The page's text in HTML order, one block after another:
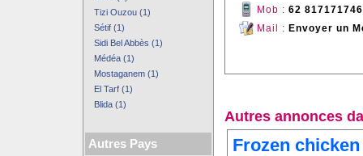
Tizi Ouzou (1)
Sétif (1)
Sidi Bel Abbès (1)
Médéa (1)
Mostaganem (1)
El Tarf (1)
Blida (1)
Autres Pays
Mob : 62
Mail : Envoyer un
Autres annonces
Frozen chicken